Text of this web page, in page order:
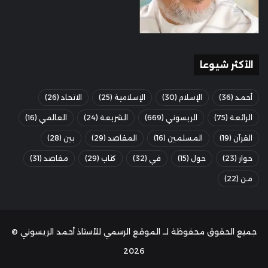
فإياك وانزال أقوال العلماء منزلة النصوص، فكل يؤخذ
ولو سكت من لا يعلم لسقط الخلاف …
ومن لم يطلع على إختلاف الفقهاء، لم يشم رائحة الفقه
وتركت التفصيل لأهل التأصيل …
اللهم اجعلنا ممن يستمعون القول ، فيتبعون أحسنه
الأكثر شيوعا
أحمد (36) الإسلام (30) الإسلامية (25) الاتحاد (26)
الرائعة (75) الريسوني (669) الشريعة (24) العالمي (16)
القرآن (19) المسلمين (16) المقاصد (29) بين (28)
حوار (23) حول (15) في (32) كتاب (29) مقاصد (31)
من (22)
جميع الحقوق محفوظة لــ الموقع الرسمي للأستاذ أحمد الريسوني ©
2026